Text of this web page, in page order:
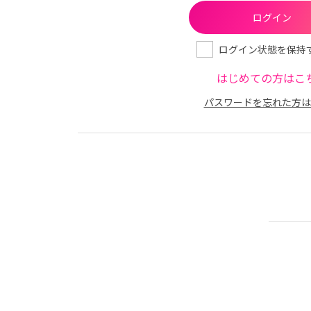
ログイン状態を保持
はじめての方はこ
パスワードを忘れた方